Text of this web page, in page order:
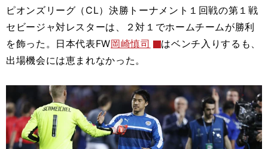
ピオンズリーグ（CL）決勝トーナメント１回戦の第１戦
セビージャ対レスターは、２対１でホームチームが勝利
を飾った。日本代表FW岡崎慎司
はベンチ入りするも、
出場機会には恵まれなかった。